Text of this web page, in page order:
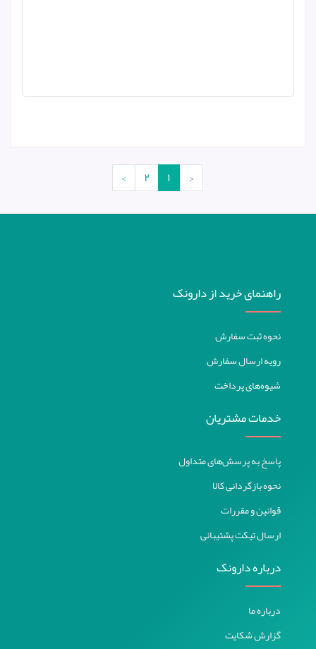
‹ ۱ ۲ ›
راهنمای خرید از دارونک
نحوه ثبت سفارش
رویه ارسال سفارش
شیوه‌های پرداخت
خدمات مشتریان
پاسخ به پرسش‌های متداول
نحوه بازگردانی کالا
قوانین و مقررات
ارسال تیکت پشتیبانی
درباره دارونک
درباره ما
گزارش شکایت